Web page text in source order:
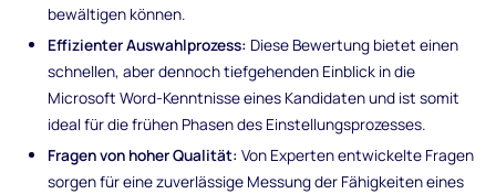
bewältigen können.
Effizienter Auswahlprozess: Diese Bewertung bietet einen
schnellen, aber dennoch tiefgehenden Einblick in die
Microsoft Word-Kenntnisse eines Kandidaten und ist somit
ideal für die frühen Phasen des Einstellungsprozesses.
Fragen von hoher Qualität: Von Experten entwickelte Fragen
sorgen für eine zuverlässige Messung der Fähigkeiten eines